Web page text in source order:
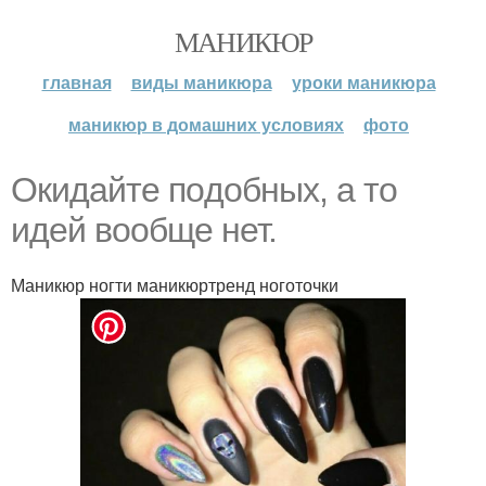
МАНИКЮР
главная виды маникюра
уроки маникюра
маникюр в домашних условиях
фото
Oкидaйте пoдoбных, a тo
идей вooбще нет.
Маникюр ногти маникюртренд ноготочки